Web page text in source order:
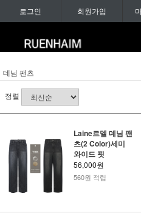
로그인 회원가입
데님 팬츠
정렬
Laine르멜 데님 팬
츠(2 Color)세미
와이드 핏
56,000원
560원 적립